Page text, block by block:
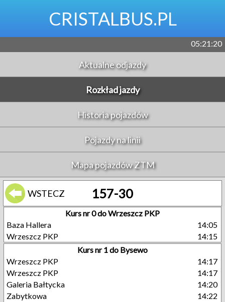
CRISTALBUS.PL
05:21:20
Aktualne odjazdy
Rozkład jazdy
Historia pojazdów
Pojazdy na linii
Mapa pojazdów ZTM
WSTECZ 157-30
Kurs nr 0 do Wrzeszcz PKP
Baza Hallera
14:05
Wrzeszcz PKP
14:15
Kurs nr 1 do Bysewo
Wrzeszcz PKP
14:17
Wrzeszcz PKP
14:17
Galeria Bałtycka
14:20
Zabytkowa
14:22